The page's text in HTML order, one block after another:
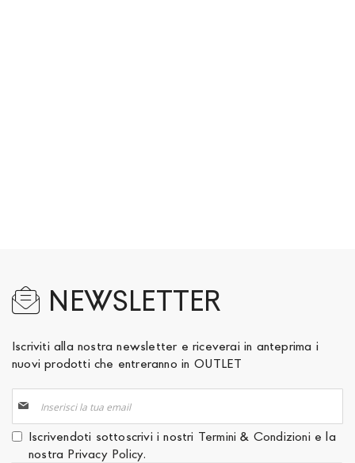
NEWSLETTER
Iscriviti alla nostra newsletter e riceverai in anteprima i
nuovi prodotti che entreranno in OUTLET
alla
nostra
Newsletter:
Iscrivendoti sottoscrivi i nostri Termini & Condizioni e la
nostra Privacy Policy.